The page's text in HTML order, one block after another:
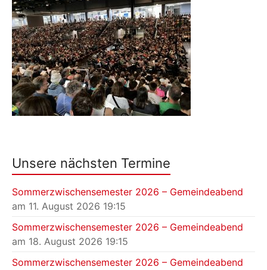
Unsere nächsten Termine
Sommerzwischensemester 2026 – Gemeindeabend
am 11. August 2026 19:15
Sommerzwischensemester 2026 – Gemeindeabend
am 18. August 2026 19:15
Sommerzwischensemester 2026 – Gemeindeabend